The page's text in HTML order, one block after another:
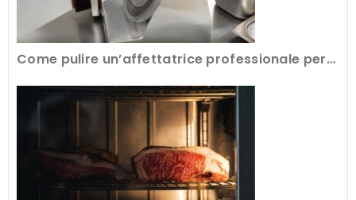
Come pulire un’affettatrice professionale per